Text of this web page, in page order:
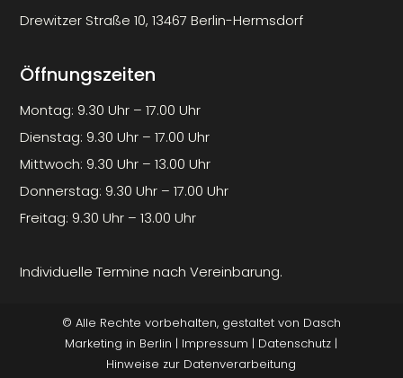
Drewitzer Straße 10, 13467 Berlin-Hermsdorf
Öffnungszeiten
Montag: 9.30 Uhr – 17.00 Uhr
Dienstag: 9.30 Uhr – 17.00 Uhr
Mittwoch: 9.30 Uhr – 13.00 Uhr
Donnerstag: 9.30 Uhr – 17.00 Uhr
Freitag: 9.30 Uhr – 13.00 Uhr
Individuelle Termine nach Vereinbarung.
© Alle Rechte vorbehalten, gestaltet von Dasch
Marketing in Berlin | Impressum | Datenschutz |
Hinweise zur Datenverarbeitung